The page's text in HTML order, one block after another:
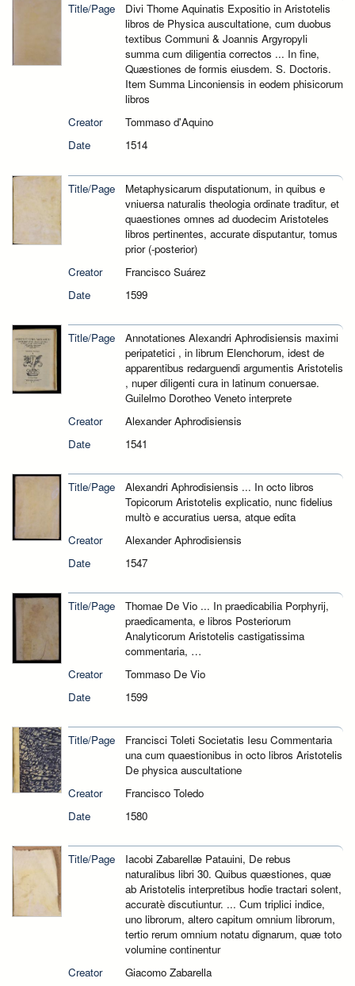
Title/Page
Divi Thome Aquinatis Expositio in Aristotelis
libros de Physica auscultatione, cum duobus
textibus Communi & Joannis Argyropyli
summa cum diligentia correctos ... In fine,
Quæstiones de formis eiusdem. S. Doctoris.
Item Summa Linconiensis in eodem phisicorum
libros
Creator
Tommaso d'Aquino
Date
1514
Title/Page
Metaphysicarum disputationum, in quibus e
vniuersa naturalis theologia ordinate traditur, et
quaestiones omnes ad duodecim Aristoteles
libros pertinentes, accurate disputantur, tomus
prior (-posterior)
Creator
Francisco Suárez
Date
1599
Title/Page
Annotationes Alexandri Aphrodisiensis maximi
peripatetici , in librum Elenchorum, idest de
apparentibus redarguendi argumentis Aristotelis
, nuper diligenti cura in latinum conuersae.
Guilelmo Dorotheo Veneto interprete
Creator
Alexander Aphrodisiensis
Date
1541
Title/Page
Alexandri Aphrodisiensis ... In octo libros
Topicorum Aristotelis explicatio, nunc fidelius
multò e accuratius uersa, atque edita
Creator
Alexander Aphrodisiensis
Date
1547
Title/Page
Thomae De Vio ... In praedicabilia Porphyrij,
praedicamenta, e libros Posteriorum
Analyticorum Aristotelis castigatissima
commentaria, …
Creator
Tommaso De Vio
Date
1599
Title/Page
Francisci Toleti Societatis Iesu Commentaria
una cum quaestionibus in octo libros Aristotelis
De physica auscultatione
Creator
Francisco Toledo
Date
1580
Title/Page
Iacobi Zabarellæ Patauini, De rebus
naturalibus libri 30. Quibus quæstiones, quæ
ab Aristotelis interpretibus hodie tractari solent,
accuratè discutiuntur. ... Cum triplici indice,
uno librorum, altero capitum omnium librorum,
tertio rerum omnium notatu dignarum, quæ toto
volumine continentur
Creator
Giacomo Zabarella